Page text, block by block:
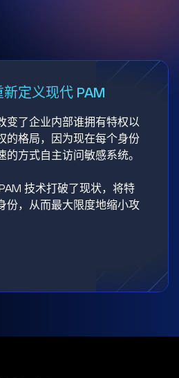
定义现代 PAM
变了企业内部谁拥有特权以
的格局，因为现在每个身份
的方式自主访问敏感系统。
技术打破了现状，将特
份，从而最大限度地缩小攻